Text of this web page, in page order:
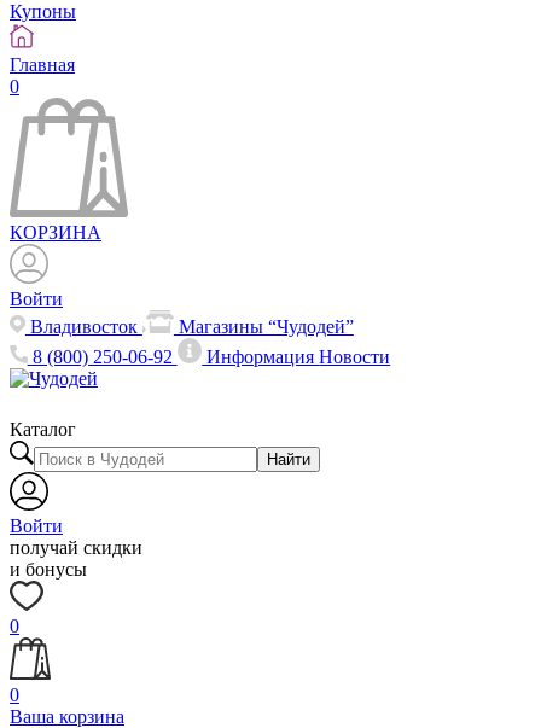
Купоны
Главная
0
КОРЗИНА
Войти
Владивосток
Магазины “Чудодей”
8 (800) 250-06-92
ИнформацияНовости
Каталог
Найти
Войти
получай скидки
и бонусы
0
0
Ваша корзина